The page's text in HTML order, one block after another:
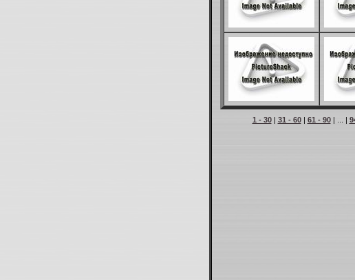
1 - 30| 31 - 60| 61 - 90| ... |